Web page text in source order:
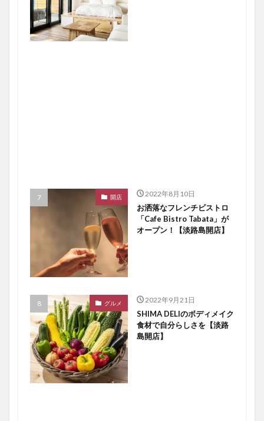
開店 2022年8月10日
お洒落なフレンチビストロ
「Cafe Bistro Tabata」が
オープン！【淡路島開店】
グルメ 2022年9月21日
SHIMA DELIのボディメイク
食材で自分らしさを【淡路
島開店】